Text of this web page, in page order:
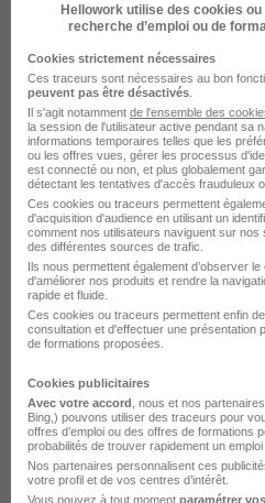
Chargé de
à - Tulle 19 H/F
Manpower RH
Tulle - 19 Stage 6 mois
Voir l’offre
Auxiliaire de Crèche
H/F
Walter Learning
Hellowork utilise des cookies
recherche d’emploi ou de
Cookies strictement nécessaires
Ces traceurs sont nécessaires au bon
peuvent pas être désactivés
Il s'agit notamment de l'ensemble des
la session de l'utilisateur active pendant sa
informations temporaires telles que les
ou les offres vues, gérer les processus
est connecté ou non, et plus globalement
détectant les tentatives d'accès frauduleux
Ces cookies ou traceurs permettent
d'acquisition d'audience en utilisant un
comment nos utilisateurs naviguent sur
des différentes sources de trafic.
Ils nous permettent également d’observer
d'améliorer nos produits et rendre la
rapide et fluide.
Ces cookies ou traceurs permettent enfin
consultation et d'effectuer une présentation
de formations proposées.
Cookies publicitaires
Avec votre accord , nous et nos
Bing,) pouvons utiliser des traceurs pour
offres d’emploi ou des offres de formations
probabilités de trouver rapidement un emploi
Nos partenaires personnalisent ces
votre profil et de vos centres d’intérêt.
Vous pouvez à tout moment paramétrer